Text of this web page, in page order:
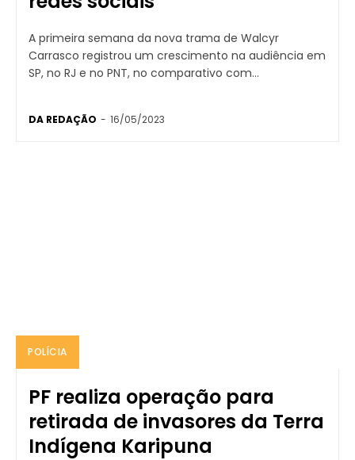
A primeira semana da nova trama de Walcyr
Carrasco registrou um crescimento na audiência em
SP, no RJ e no PNT, no comparativo com...
DA REDAÇÃO - 16/05/2023
POLÍCIA
PF realiza operação para
retirada de invasores da Terra
Indígena Karipuna